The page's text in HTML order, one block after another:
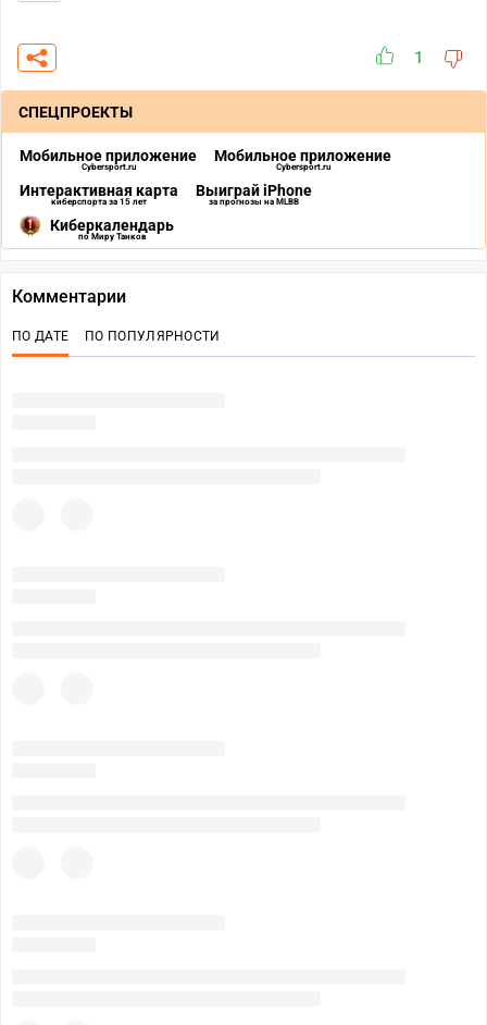
1
СПЕЦПРОЕКТЫ
Мобильное приложение
Cybersport.ru
Мобильное приложение
Cybersport.ru
Интерактивная карта
киберспорта за 15 лет
Выиграй iPhone
за прогнозы на MLBB
Киберкалендарь
по Миру Танков
Комментарии
ПО ДАТЕ ПО ПОПУЛЯРНОСТИ